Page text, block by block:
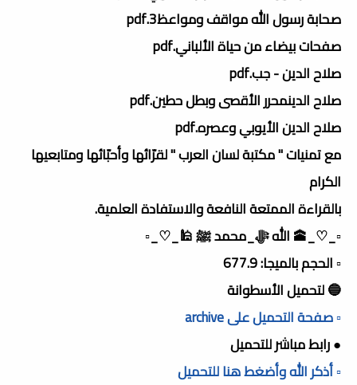
صحابة رسول الله مواقف ومواعظ3.pdf
صفحات بيضاء من حياة الألباني.pdf
صلاح الدين - جب.pdf
صلاح الدينمحرر الأقصى وبطل حطين.pdf
صلاح الدين الأيوبي وعصره.pdf
مع تمنيات " مكتبة لسان العرب " لقرّائها وأحبّائها ومتابعيها
الكرام
بالقراءة الممتعة النافعة والاستفادة العلمية.
▫️_♡_🕋 الله ﷻ_محمد ﷺ 🕌_♡_▫️
▫️ الحجم بالميجا: 677.9
🔵 لتحميل الأسطوانة
▫️ صفحة التحميل على archive
● رابط مباشر للتحميل
▫️ أذكر الله وأضغط هنا للتحميل